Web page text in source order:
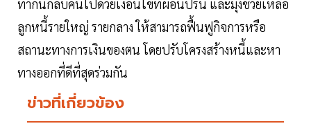
ทำกินกลับคืนไปด้วยเงื่อนไขที่ผ่อนปรน และมุ่งช่วยเหลือ
ลูกหนี้รายใหญ่ รายกลาง ให้สามารถฟื้นฟูกิจการหรือ
สถานะทางการเงินของตน โดยปรับโครงสร้างหนี้และหา
ทางออกที่ดีที่สุดร่วมกัน
ข่าวที่เกี่ยวข้อง